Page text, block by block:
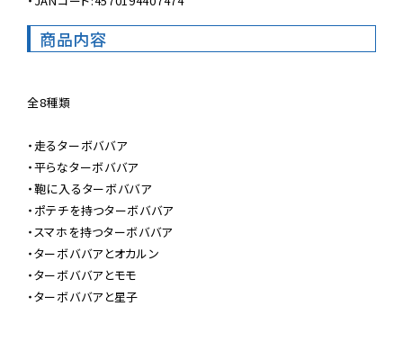
商品内容
全8種類
・走るターボババア
・平らなターボババア
・鞄に入るターボババア
・ポテチを持つターボババア
・スマホを持つターボババア
・ターボババアとオカルン
・ターボババアとモモ
・ターボババアと星子